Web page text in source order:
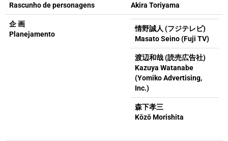
Rascunho de personagens
Akira Toriyama
企 画
Planejamento
情野誠人 (フジテレビ)
Masato Seino (Fuji TV)
渡辺和哉 (読売広告社)
Kazuya Watanabe
(Yomiko Advertising,
Inc.)
森下孝三
Kōzō Morishita